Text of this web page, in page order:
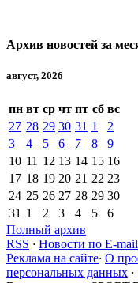
Архив новостей за
август, 2026
пн вт ср чт пт сб вс
27 28 29 30 31 1
2
3
4 5 6 7 8
9
10 11 12 13 14 15 16
17 18 19 20 21 22 23
24 25 26 27 28 29 30
31 1 2 3 4 5
6
Полный архив
RSS · Новости по E-mail
Реклама на сайте· О
персональных данных ·